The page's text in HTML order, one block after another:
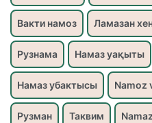
Вакти намоз Ламазан
Рузнама Намаз уақыты
Намаз убактысы Namoz
Рузман Таквим